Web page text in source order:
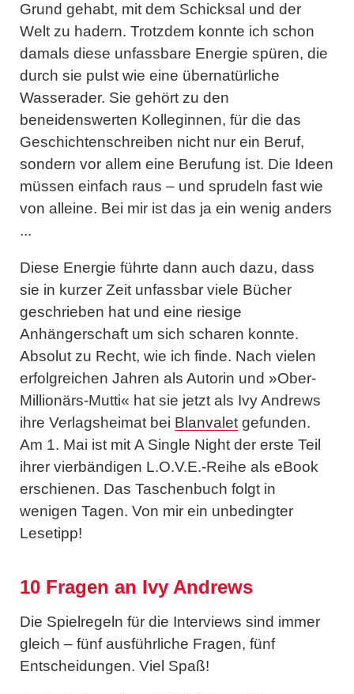
Grund gehabt, mit dem Schicksal und der
Welt zu hadern. Trotzdem konnte ich schon
damals diese unfassbare Energie spüren, die
durch sie pulst wie eine übernatürliche
Wasserader. Sie gehört zu den
beneidenswerten Kolleginnen, für die das
Geschichtenschreiben nicht nur ein Beruf,
sondern vor allem eine Berufung ist. Die Ideen
müssen einfach raus – und sprudeln fast wie
von alleine. Bei mir ist das ja ein wenig anders
...
Diese Energie führte dann auch dazu, dass
sie in kurzer Zeit unfassbar viele Bücher
geschrieben hat und eine riesige
Anhängerschaft um sich scharen konnte.
Absolut zu Recht, wie ich finde. Nach vielen
erfolgreichen Jahren als Autorin und »Ober-
Millionärs-Mutti« hat sie jetzt als Ivy Andrews
ihre Verlagsheimat bei Blanvalet gefunden.
Am 1. Mai ist mit A Single Night der erste Teil
ihrer vierbändigen L.O.V.E.-Reihe als eBook
erschienen. Das Taschenbuch folgt in
wenigen Tagen. Von mir ein unbedingter
Lesetipp!
10 Fragen an Ivy Andrews
Die Spielregeln für die Interviews sind immer
gleich – fünf ausführliche Fragen, fünf
Entscheidungen. Viel Spaß!